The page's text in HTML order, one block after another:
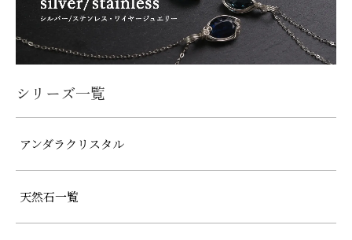
シリーズ一覧
アンダラクリスタル
天然石一覧